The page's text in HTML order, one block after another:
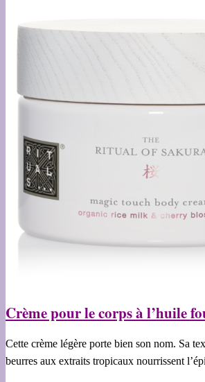
Crème pour le corps à l’huile
Cette crème légère porte bien son nom. Sa
beurres aux extraits tropicaux nourrissent